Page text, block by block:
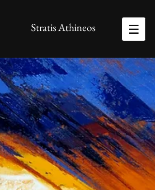
Stratis Athineos